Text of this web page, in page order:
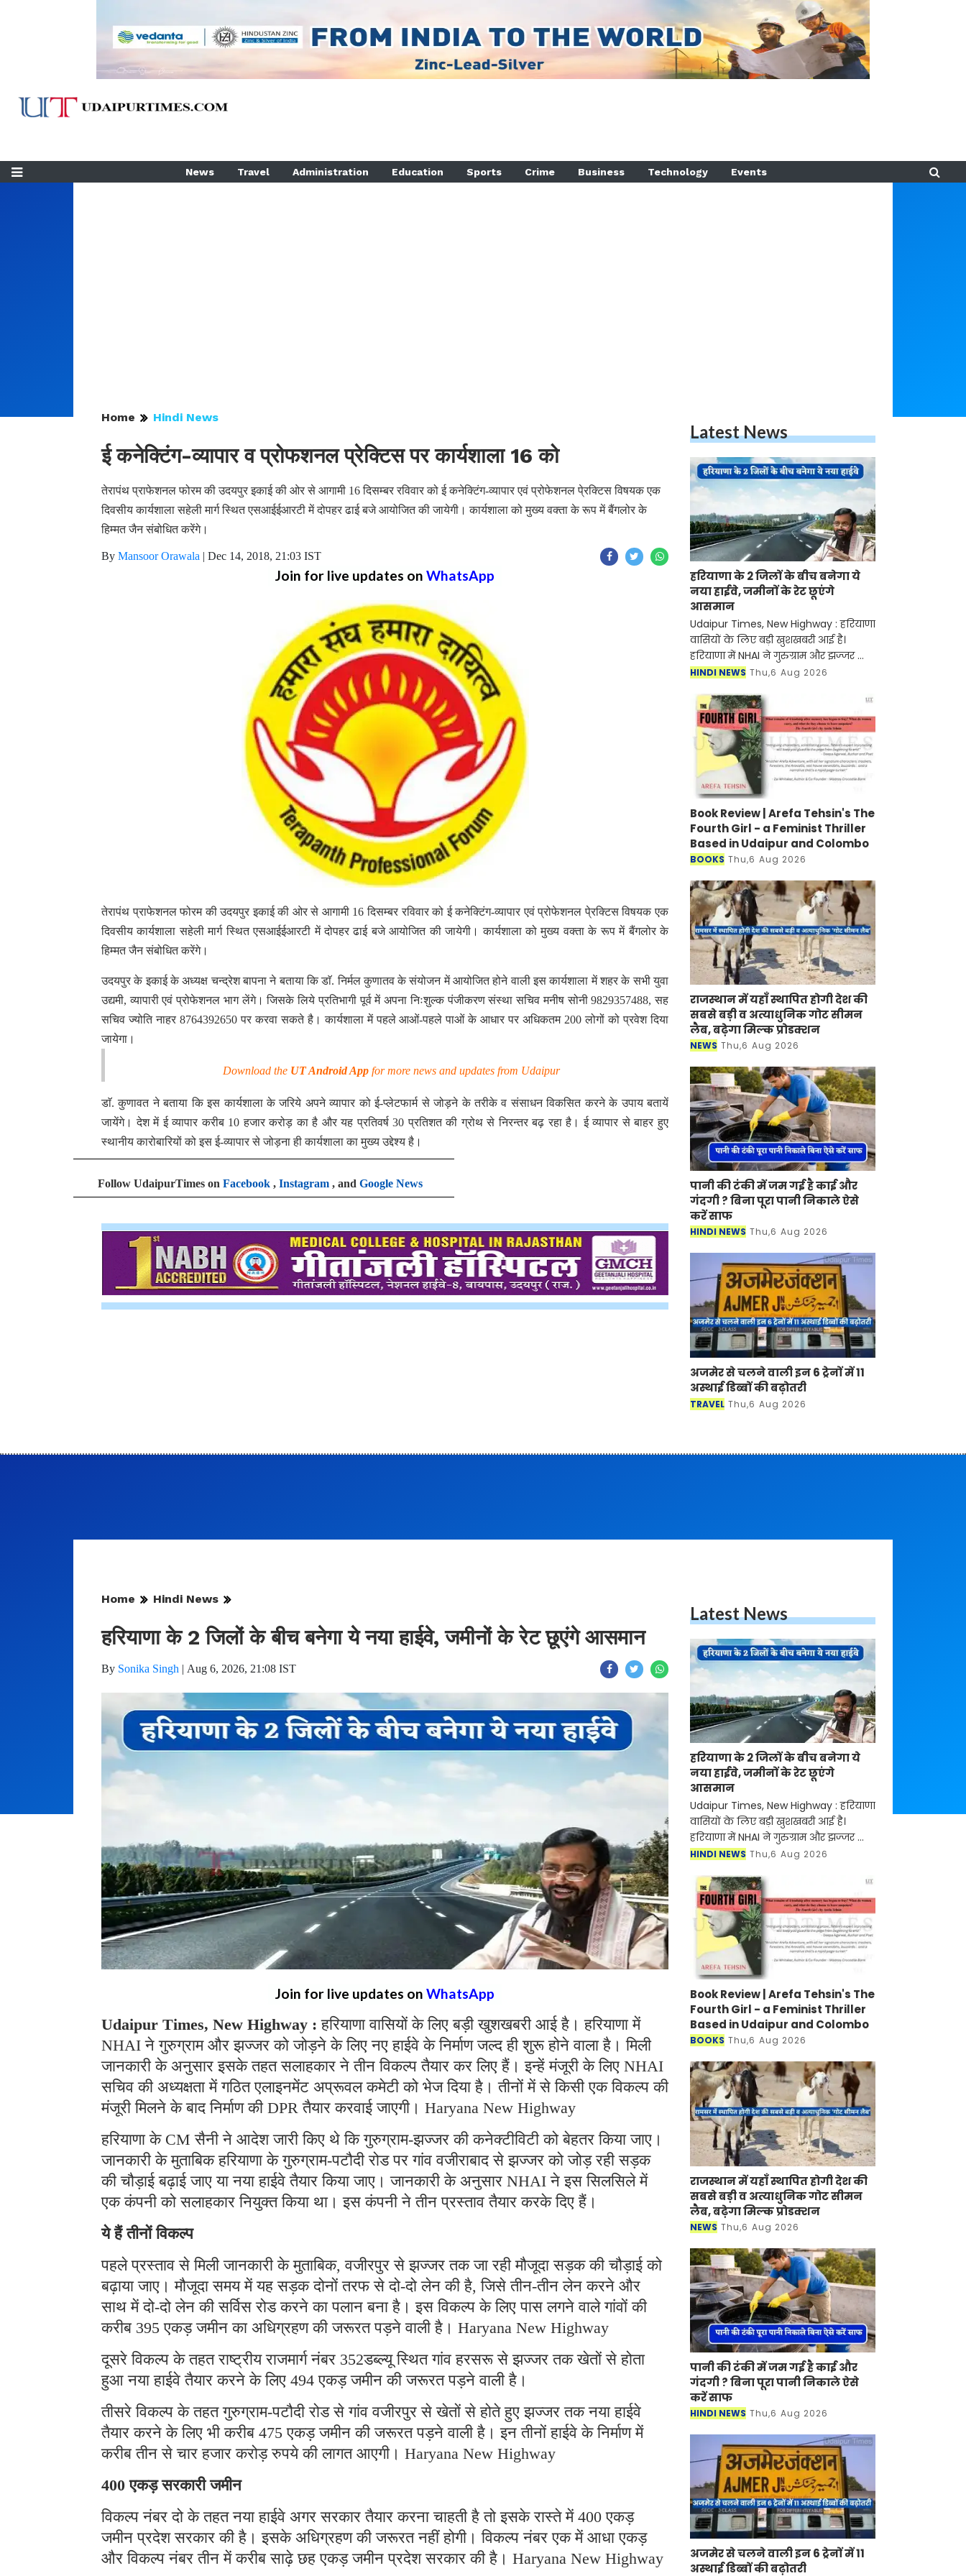
News Travel Administration Education Sports Crime Business Technology Events
Home Hindi News
ई कनेक्टिंग-व्यापार व प्रोफशनल प्रेक्टिस पर कार्यशाला 16 को
तेरापंथ प्राफेशनल फोरम की उदयपुर इकाई की ओर से आगामी 16 दिसम्बर रविवार को ई कनेक्टिंग-व्यापार एवं प्रोफेशनल पे्रक्टिस विषयक एक
दिवसीय कार्यशाला सहेली मार्ग स्थित एसआईईआरटी में दोपहर ढाई बजे आयोजित की जायेगी। कार्यशाला को मुख्य वक्ता के रूप में बैंगलोर के
हिम्मत जैन संबोधित करेंगे।
By Mansoor Orawala | Dec 14, 2018, 21:03 IST
Join for live updates on WhatsApp
तेरापंथ प्राफेशनल फोरम की उदयपुर इकाई की ओर से आगामी 16 दिसम्बर रविवार को ई कनेक्टिंग-व्यापार एवं प्रोफेशनल पे्रक्टिस विषयक एक
दिवसीय कार्यशाला सहेली मार्ग स्थित एसआईईआरटी में दोपहर ढाई बजे आयोजित की जायेगी। कार्यशाला को मुख्य वक्ता के रूप में बैंगलोर के
हिम्मत जैन संबोधित करेंगे।
उदयपुर के इकाई के अध्यक्ष चन्द्रेश बापना ने बताया कि डाॅ. निर्मल कुणातव के संयोजन में आयोजित होने वाली इस कार्यशाला में शहर के सभी युवा
उद्यमी, व्यापारी एवं प्रोफेशनल भाग लेंगे। जिसके लिये प्रतिभागी पूर्व में अपना निःशुल्क पंजीकरण संस्था सचिव मनीष सोनी 9829357488, सह
सचिव ज्योति नाहर 8764392650 पर करवा सकते है। कार्यशाला में पहले आओं-पहले पाओं के आधार पर अधिकतम 200 लोगों को प्रवेश दिया
जायेगा।
Download the UT Android App for more news and updates from Udaipur
डाॅ. कुणावत ने बताया कि इस कार्यशाला के जरिये अपने व्यापार को ई-प्लेटफार्म से जोड़ने के तरीके व संसाधन विकसित करने के उपाय बतायें
जायेंगे। देश में ई व्यापार करीब 10 हजार करोड़ का है और यह प्रतिवर्ष 30 प्रतिशत की ग्रोथ से निरन्तर बढ़ रहा है। ई व्यापार से बाहर हुए
स्थानीय कारोबारियों को इस ई-व्यापार से जोड़ना ही कार्यशाला का मुख्य उद्देश्य है।
Follow UdaipurTimes on Facebook , Instagram , and Google News
Latest News
हरियाणा के 2 जिलों के बीच बनेगा ये
नया हाईवे, जमीनों के रेट छूएंगे
आसमान
Udaipur Times, New Highway : हरियाणा
वासियों के लिए बड़ी खुशखबरी आई है।
हरियाणा में NHAI ने गुरुग्राम और झज्जर को
जोड़ने के लिए नए हाईवे के निर्माण जल्द ही
इस
HINDI NEWS Thu,6 Aug 2026
Book Review | Arefa Tehsin's The
Fourth Girl - a Feminist Thriller
Based in Udaipur and Colombo
BOOKS Thu,6 Aug 2026
राजस्थान में यहाँ स्थापित होगी देश की
सबसे बड़ी व अत्याधुनिक गोट सीमन
लैब, बढ़ेगा मिल्क प्रोडक्शन
NEWS Thu,6 Aug 2026
पानी की टंकी में जम गई है काई और
गंदगी ? बिना पूरा पानी निकाले ऐसे
करें साफ
HINDI NEWS Thu,6 Aug 2026
अजमेर से चलने वाली इन 6 ट्रेनों में 11
अस्थाई डिब्बों की बढ़ोतरी
TRAVEL Thu,6 Aug 2026
Home Hindi News
हरियाणा के 2 जिलों के बीच बनेगा ये नया हाईवे, जमीनों के रेट छूएंगे आसमान
By Sonika Singh | Aug 6, 2026, 21:08 IST
Join for live updates on WhatsApp
Udaipur Times, New Highway :हरियाणा वासियों के लिए बड़ी खुशखबरी आई है। हरियाणा में
NHAI ने गुरुग्राम और झज्जर को जोड़ने के लिए नए हाईवे के निर्माण जल्द ही शुरू होने वाला है। मिली
जानकारी के अनुसार इसके तहत सलाहकार ने तीन विकल्प तैयार कर लिए हैं। इन्हें मंजूरी के लिए NHAI
सचिव की अध्यक्षता में गठित एलाइनमेंट अप्रूवल कमेटी को भेज दिया है। तीनों में से किसी एक विकल्प की
मंजूरी मिलने के बाद निर्माण की DPR तैयार करवाई जाएगी। Haryana New Highway
हरियाणा के CM सैनी ने आदेश जारी किए थे कि गुरुग्राम-झज्जर की कनेक्टीविटी को बेहतर किया जाए।
जानकारी के मुताबिक हरियाणा के गुरुग्राम-पटौदी रोड पर गांव वजीराबाद से झज्जर को जोड़ रही सड़क
की चौड़ाई बढ़ाई जाए या नया हाईवे तैयार किया जाए। जानकारी के अनुसार NHAI ने इस सिलसिले में
एक कंपनी को सलाहकार नियुक्त किया था। इस कंपनी ने तीन प्रस्ताव तैयार करके दिए हैं।
ये हैं तीनों विकल्प
पहले प्रस्ताव से मिली जानकारी के मुताबिक, वजीरपुर से झज्जर तक जा रही मौजूदा सड़क की चौड़ाई को
बढ़ाया जाए। मौजूदा समय में यह सड़क दोनों तरफ से दो-दो लेन की है, जिसे तीन-तीन लेन करने और
साथ में दो-दो लेन की सर्विस रोड करने का पलान बना है। इस विकल्प के लिए पास लगने वाले गांवों की
करीब 395 एकड़ जमीन का अधिग्रहण की जरूरत पड़ने वाली है। Haryana New Highway
दूसरे विकल्प के तहत राष्ट्रीय राजमार्ग नंबर 352डब्ल्यू स्थित गांव हरसरू से झज्जर तक खेतों से होता
हुआ नया हाईवे तैयार करने के लिए 494 एकड़ जमीन की जरूरत पड़ने वाली है।
तीसरे विकल्प के तहत गुरुग्राम-पटौदी रोड से गांव वजीरपुर से खेतों से होते हुए झज्जर तक नया हाईवे
तैयार करने के लिए भी करीब 475 एकड़ जमीन की जरूरत पड़ने वाली है। इन तीनों हाईवे के निर्माण में
करीब तीन से चार हजार करोड़ रुपये की लागत आएगी। Haryana New Highway
400 एकड़ सरकारी जमीन
विकल्प नंबर दो के तहत नया हाईवे अगर सरकार तैयार करना चाहती है तो इसके रास्ते में 400 एकड़
जमीन प्रदेश सरकार की है। इसके अधिग्रहण की जरूरत नहीं होगी। विकल्प नंबर एक में आधा एकड़
और विकल्प नंबर तीन में करीब साढ़े छह एकड़ जमीन प्रदेश सरकार की है। Haryana New Highway
Latest News
हरियाणा के 2 जिलों के बीच बनेगा ये
नया हाईवे, जमीनों के रेट छूएंगे
आसमान
Udaipur Times, New Highway : हरियाणा
वासियों के लिए बड़ी खुशखबरी आई है।
हरियाणा में NHAI ने गुरुग्राम और झज्जर को
जोड़ने के लिए नए हाईवे के निर्माण जल्द ही
इस
HINDI NEWS Thu,6 Aug 2026
Book Review | Arefa Tehsin's The
Fourth Girl - a Feminist Thriller
Based in Udaipur and Colombo
BOOKS Thu,6 Aug 2026
राजस्थान में यहाँ स्थापित होगी देश की
सबसे बड़ी व अत्याधुनिक गोट सीमन
लैब, बढ़ेगा मिल्क प्रोडक्शन
NEWS Thu,6 Aug 2026
पानी की टंकी में जम गई है काई और
गंदगी ? बिना पूरा पानी निकाले ऐसे
करें साफ
HINDI NEWS Thu,6 Aug 2026
अजमेर से चलने वाली इन 6 ट्रेनों में 11
अस्थाई डिब्बों की बढ़ोतरी